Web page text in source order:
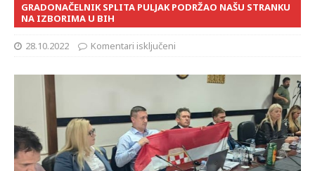
GRADONAČELNIK SPLITA PULJAK PODRŽAO NAŠU STRANKU
NA IZBORIMA U BIH
28.10.2022 Komentari isključeni